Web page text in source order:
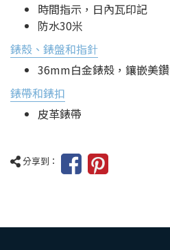
時間指示，日內瓦印記
防水30米
錶殼、錶盤和指針
36mm白金錶殼，鑲嵌美鑽
錶帶和錶扣
皮革錶帶
分享到：